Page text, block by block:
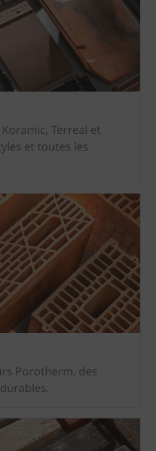
Terreal et
et toutes les
Porotherm, des